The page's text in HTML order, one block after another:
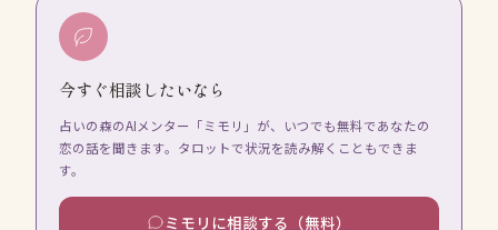
今すぐ相談したいなら
占いの森のAIメンター「ミモリ」が、いつでも無料であなたの
恋の話を聞きます。タロットで状況を読み解くこともできま
す。
ミモリに相談する（無料）